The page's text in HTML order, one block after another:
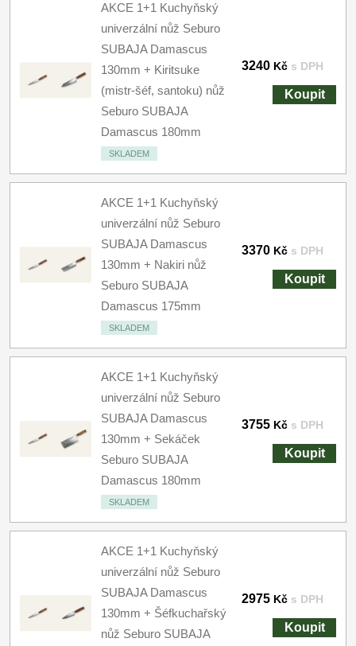
AKCE 1+1 Kuchyňský
univerzální nůž Seburo
SUBAJA Damascus
130mm + Kiritsuke
(mistr-šéf, santoku) nůž
Seburo SUBAJA
Damascus 180mm
SKLADEM
3240 Kč s DPH
Koupit
AKCE 1+1 Kuchyňský
univerzální nůž Seburo
SUBAJA Damascus
130mm + Nakiri nůž
Seburo SUBAJA
Damascus 175mm
SKLADEM
3370 Kč s DPH
Koupit
AKCE 1+1 Kuchyňský
univerzální nůž Seburo
SUBAJA Damascus
130mm + Sekáček
Seburo SUBAJA
Damascus 180mm
SKLADEM
3755 Kč s DPH
Koupit
AKCE 1+1 Kuchyňský
univerzální nůž Seburo
SUBAJA Damascus
130mm + Šéfkuchařský
nůž Seburo SUBAJA
2975 Kč s DPH
Koupit